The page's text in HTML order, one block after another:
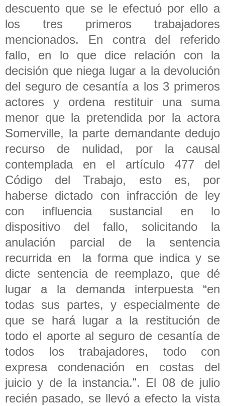
descuento que se le efectuó por ello a
los tres primeros trabajadores
mencionados. En contra del referido
fallo, en lo que dice relación con la
decisión que niega lugar a la devolución
del seguro de cesantía a los 3 primeros
actores y ordena restituir una suma
menor que la pretendida por la actora
Somerville, la parte demandante dedujo
recurso de nulidad, por la causal
contemplada en el artículo 477 del
Código del Trabajo, esto es, por
haberse dictado con infracción de ley
con influencia sustancial en lo
dispositivo del fallo, solicitando la
anulación parcial de la sentencia
recurrida en la forma que indica y se
dicte sentencia de reemplazo, que dé
lugar a la demanda interpuesta “en
todas sus partes, y especialmente de
que se hará lugar a la restitución de
todo el aporte al seguro de cesantía de
todos los trabajadores, todo con
expresa condenación en costas del
juicio y de la instancia.”. El 08 de julio
recién pasado, se llevó a efecto la vista